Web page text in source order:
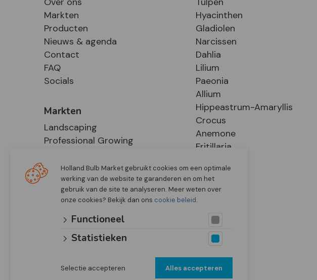
Markten
Producten
Nieuws & agenda
Contact
FAQ
Socials
Markten
Landscaping
Professional Growing
Retail
Hyacinthen
Gladiolen
Narcissen
Dahlia
Lilium
Paeonia
Allium
Hippeastrum-Amaryllis
Crocus
Anemone
Fritillaria
Holland Bulb Market gebruikt cookies om een optimale
werking van de website te garanderen en om het
gebruik van de site te analyseren. Meer weten over
onze cookies? Bekijk dan ons cookie beleid.
Functioneel
Statistieken
Selectie accepteren Alles accepteren